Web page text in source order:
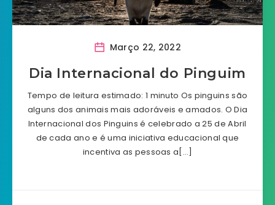
Março 22, 2022
Dia Internacional do Pinguim
Tempo de leitura estimado: 1 minuto Os pinguins são
alguns dos animais mais adoráveis e amados. O Dia
Internacional dos Pinguins é celebrado a 25 de Abril
de cada ano e é uma iniciativa educacional que
incentiva as pessoas a[…]